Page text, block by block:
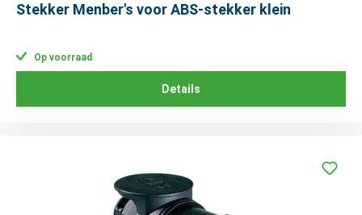
Stekker Menber's voor ABS-stekker klein
Op voorraad
Details